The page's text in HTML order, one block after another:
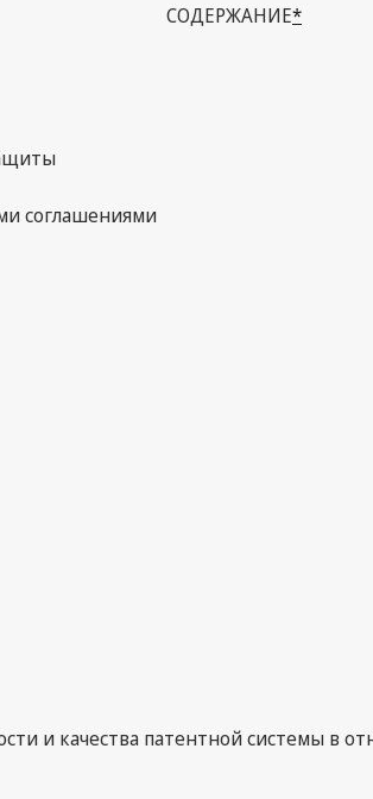
СОДЕРЖАНИЕ*
соглашениями
и качества патентной системы в